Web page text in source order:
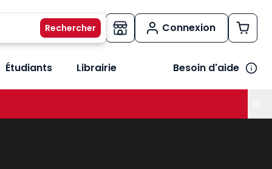
Connexion
métiers
le sous-menu Vos besoins
Étudiants Librairie Besoin d'aide